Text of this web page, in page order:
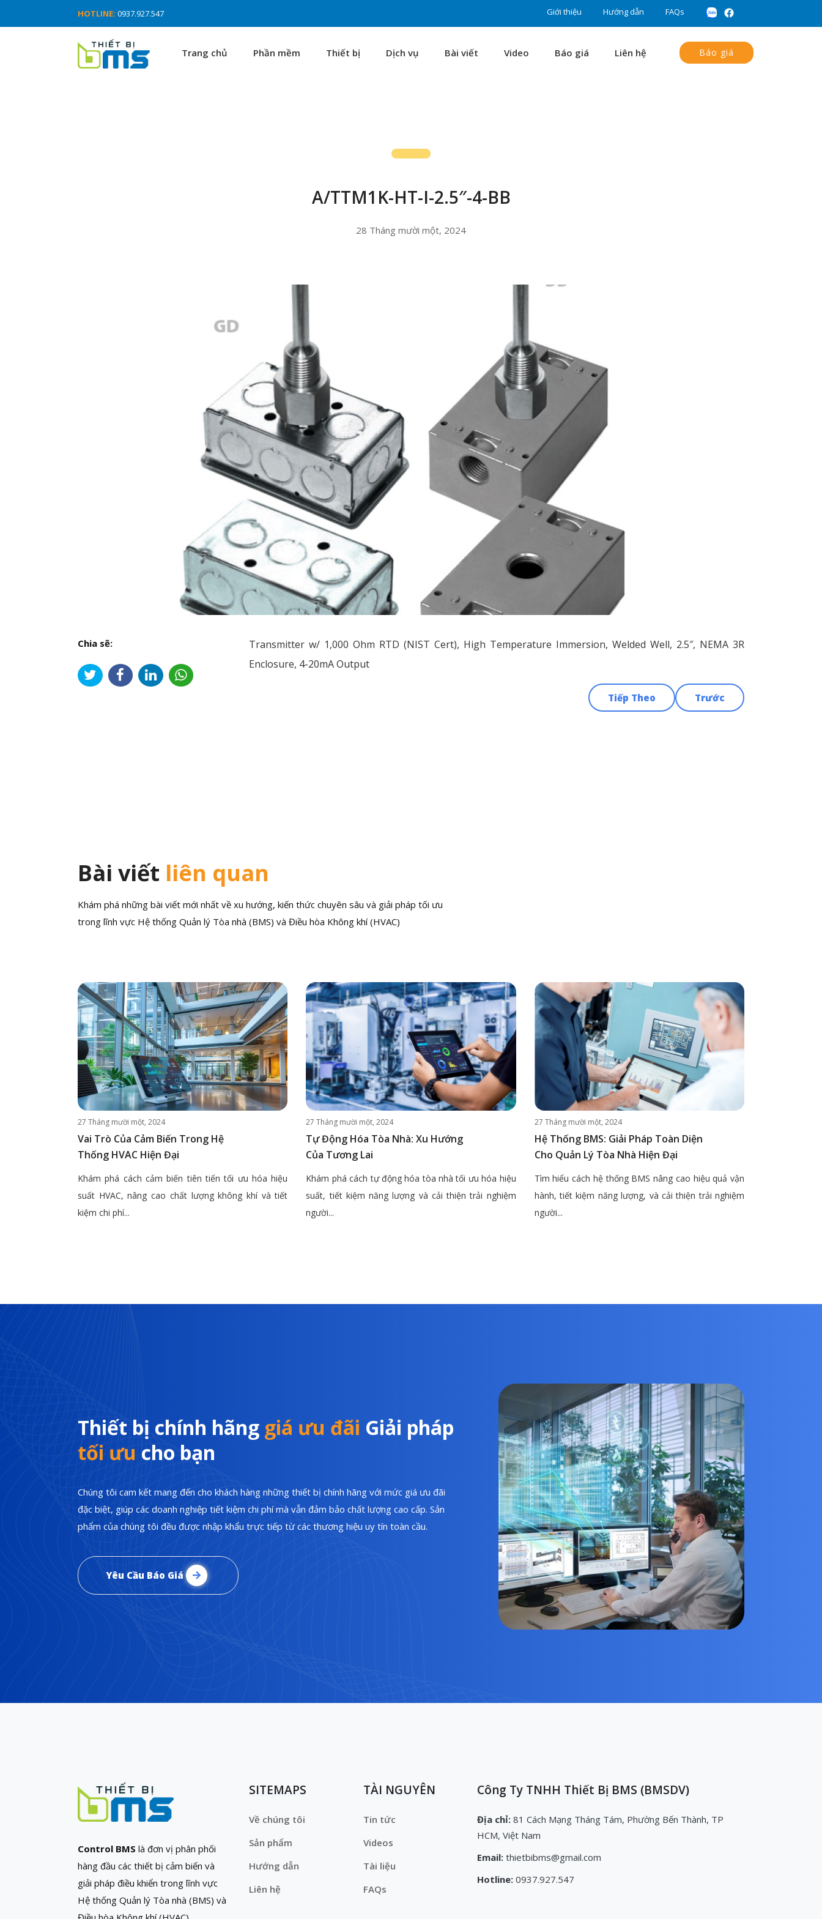
HOTLINE: 0937.927.547 Giới thiệu Hướng dẫn FAQs
Trang chủ Phần mềm Thiết bị Dịch vụ Bài viết Video Báo giá Liên hệ Báo giá
A/TTM1K-HT-I-2.5″-4-BB
28 Tháng mười một, 2024
Chia sẽ:
Transmitter w/ 1,000 Ohm RTD (NIST Cert), High Temperature Immersion, Welded Well, 2.5″, NEMA 3R
Enclosure, 4-20mA Output
Trước
Tiếp Theo
Bài viết liên quan
Khám phá những bài viết mới nhất về xu hướng, kiến thức chuyên sâu và giải pháp tối ưu
trong lĩnh vực Hệ thống Quản lý Tòa nhà (BMS) và Điều hòa Không khí (HVAC)
27 Tháng mười một, 2024
Vai Trò Của Cảm Biến Trong Hệ
Thống HVAC Hiện Đại
Khám phá cách cảm biến tiên tiến tối ưu hóa hiệu
suất HVAC, nâng cao chất lượng không khí và tiết
kiệm chi phí...
27 Tháng mười một, 2024
Tự Động Hóa Tòa Nhà: Xu Hướng
Của Tương Lai
Khám phá cách tự động hóa tòa nhà tối ưu hóa hiệu
suất, tiết kiệm năng lượng và cải thiện trải nghiệm
người...
27 Tháng mười một, 2024
Hệ Thống BMS: Giải Pháp Toàn Diện
Cho Quản Lý Tòa Nhà Hiện Đại
Tìm hiểu cách hệ thống BMS nâng cao hiệu quả vận
hành, tiết kiệm năng lượng, và cải thiện trải nghiệm
người...
Thiết bị chính hãng giá ưu đãi Giải pháp
tối ưu cho bạn
Chúng tôi cam kết mang đến cho khách hàng những thiết bị chính hãng với mức giá ưu đãi
đặc biệt, giúp các doanh nghiệp tiết kiệm chi phí mà vẫn đảm bảo chất lượng cao cấp. Sản
phẩm của chúng tôi đều được nhập khẩu trực tiếp từ các thương hiệu uy tín toàn cầu.
Yêu Cầu Báo Giá
Control BMS là đơn vị phân phối
hàng đầu các thiết bị cảm biến và
giải pháp điều khiển trong lĩnh vực
Hệ thống Quản lý Tòa nhà (BMS) và
SITEMAPS
Về chúng tôi
Sản phẩm
Hướng dẫn
Liên hệ
TÀI NGUYÊN
Tin tức
Videos
Tài liệu
FAQs
Công Ty TNHH Thiết Bị BMS (BMSDV)
Địa chỉ: 81 Cách Mạng Tháng Tám, Phường Bến Thành, TP
HCM, Việt Nam
Email: thietbibms@gmail.com
Hotline: 0937.927.547